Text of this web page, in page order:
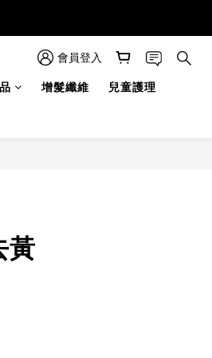
會員登入
增髮纖維 兒童護理
黃